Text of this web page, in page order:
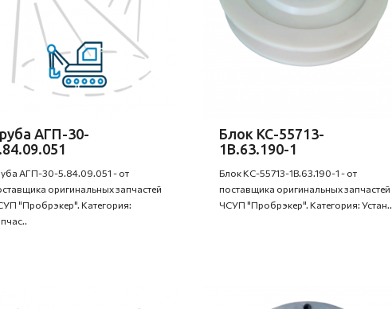
АГП-30-
АГП-30-5.84.09.051 - от
оригинальных запчастей
"Пробрэкер". Категория:
Блок КС-55713-
1В.63.190-1
Блок КС-55713-1В.63.190-1 - от
поставщика оригинальных запчастей
ЧСУП "Пробрэкер". Категория: Устан..